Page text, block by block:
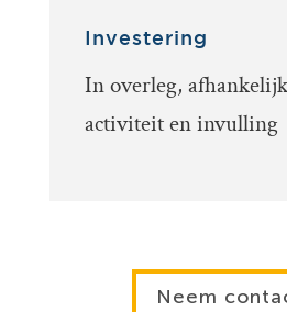
Investering
In overleg,
activiteit en invulling
Neem